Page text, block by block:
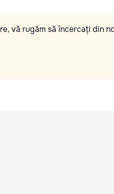
vă rugăm să încercați din